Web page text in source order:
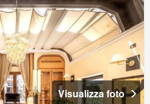
Visualizza foto